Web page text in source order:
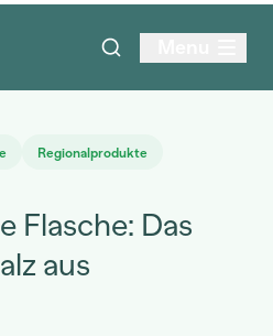
Regionalprodukte
Flasche: Das
aus